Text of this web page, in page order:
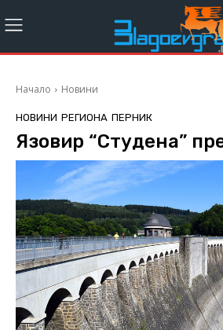
Начало Новини
НОВИНИ РЕГИОНА ПЕРНИК
Язовир “Студена”